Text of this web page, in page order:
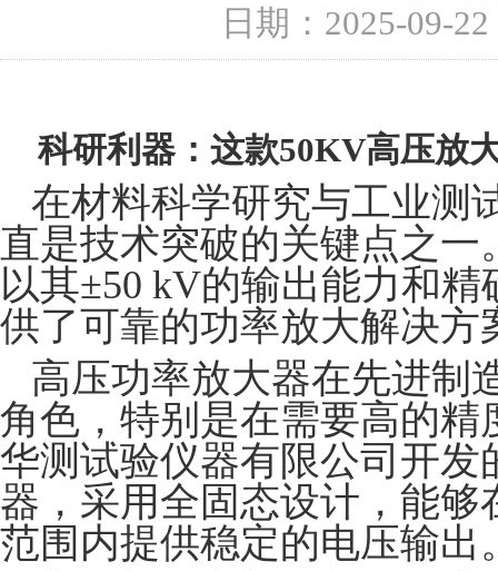
日期：2025-09-22
科研利器：这款50KV高压放
在材料科学研究与工业测
直是技术突破的关键点之
以其±50 kV的输出能力和
供了可靠的功率放大解决方
高压功率放大器在先进制
角色，特别是在需要高的
华测试验仪器有限公司开
器，采用全固态设计， 能够
范围内提供稳定的电压输出